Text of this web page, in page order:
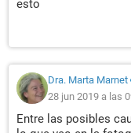
esto
Dra. Marta Marnet
28 jun 2019 a las
Entre las posibles